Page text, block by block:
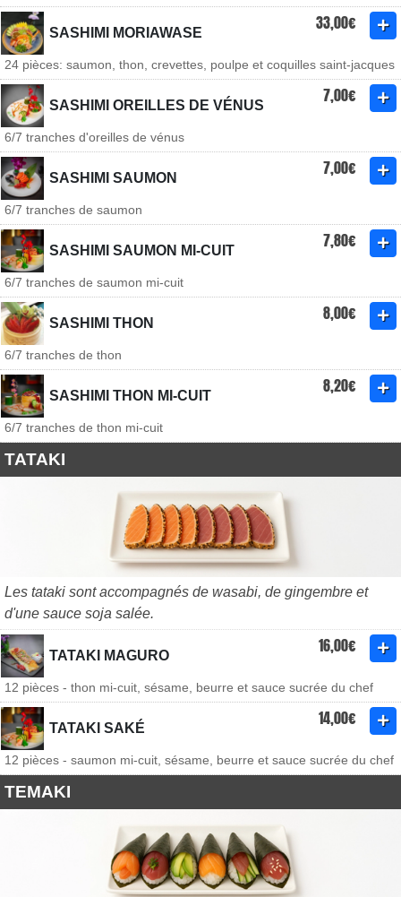
SASHIMI MORIAWASE 33,00€
24 pièces: saumon, thon, crevettes, poulpe et coquilles saint-jacques
SASHIMI OREILLES DE VÉNUS 7,00€
6/7 tranches d'oreilles de vénus
SASHIMI SAUMON 7,00€
6/7 tranches de saumon
SASHIMI SAUMON MI-CUIT 7,80€
6/7 tranches de saumon mi-cuit
SASHIMI THON 8,00€
6/7 tranches de thon
SASHIMI THON MI-CUIT 8,20€
6/7 tranches de thon mi-cuit
TATAKI
Les tataki sont accompagnés de wasabi, de gingembre et
d'une sauce soja salée.
TATAKI MAGURO 16,00€
12 pièces - thon mi-cuit, sésame, beurre et sauce sucrée du chef
TATAKI SAKÉ 14,00€
12 pièces - saumon mi-cuit, sésame, beurre et sauce sucrée du chef
TEMAKI